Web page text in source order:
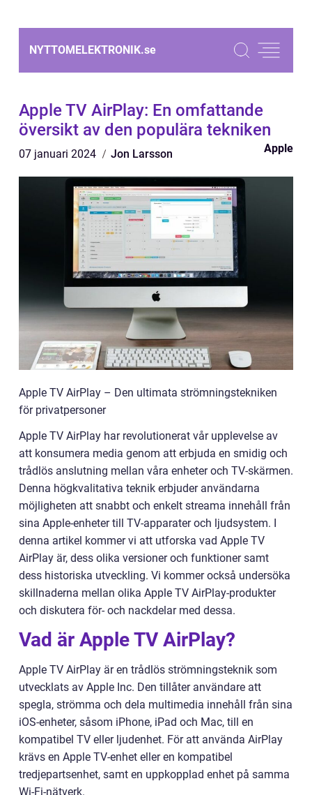
NYTTOMELEKTRONIK.se
Apple TV AirPlay: En omfattande
översikt av den populära tekniken
07 januari 2024 Jon Larsson Apple
Apple TV AirPlay – Den ultimata strömningstekniken
för privatpersoner
Apple TV AirPlay har revolutionerat vår upplevelse av
att konsumera media genom att erbjuda en smidig och
trådlös anslutning mellan våra enheter och TV-skärmen.
Denna högkvalitativa teknik erbjuder användarna
möjligheten att snabbt och enkelt streama innehåll från
sina Apple-enheter till TV-apparater och ljudsystem. I
denna artikel kommer vi att utforska vad Apple TV
AirPlay är, dess olika versioner och funktioner samt
dess historiska utveckling. Vi kommer också undersöka
skillnaderna mellan olika Apple TV AirPlay-produkter
och diskutera för- och nackdelar med dessa.
Vad är Apple TV AirPlay?
Apple TV AirPlay är en trådlös strömningsteknik som
utvecklats av Apple Inc. Den tillåter användare att
spegla, strömma och dela multimedia innehåll från sina
iOS-enheter, såsom iPhone, iPad och Mac, till en
kompatibel TV eller ljudenhet. För att använda AirPlay
krävs en Apple TV-enhet eller en kompatibel
tredjepartsenhet, samt en uppkopplad enhet på samma
Wi-Fi-nätverk.